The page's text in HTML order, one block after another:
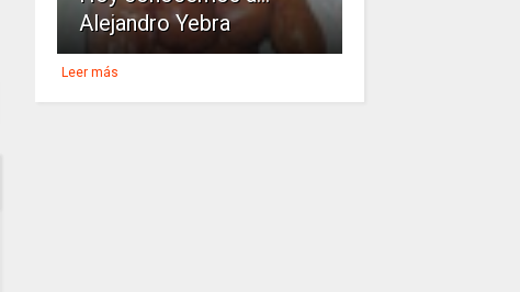
Alejandro Yebra
Leer más